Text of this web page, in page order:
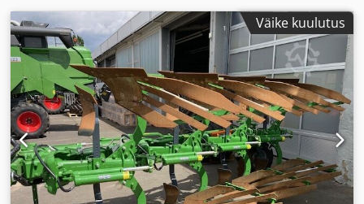
Väike kuulutus